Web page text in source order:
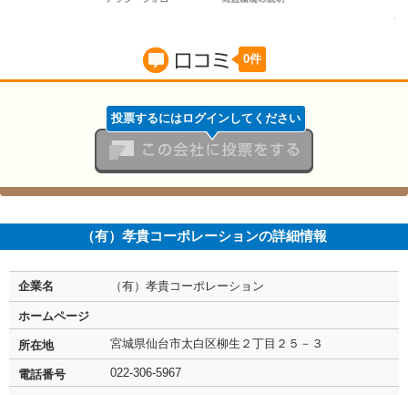
口コミ
0件
投票するにはログインしてください
（有）孝貴コーポレーションの詳細情報
企業名 （有）孝貴コーポレーション
ホームページ
所在地 宮城県仙台市太白区柳生２丁目２５－３
電話番号 022-306-5967